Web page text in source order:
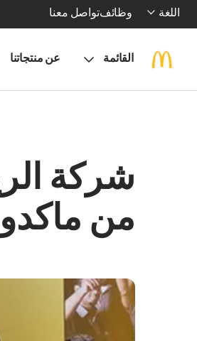
اللغة وظائفتواصل معنا
القائمة عن منتجاتنا
شركة
من